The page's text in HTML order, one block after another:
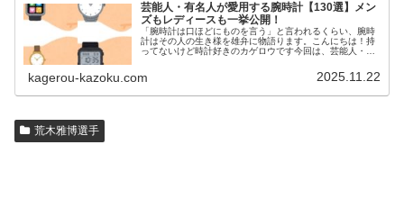
芸能人・有名人が愛用する腕時計【130選】メン
ズもレディースも一挙公開！
「腕時計は口ほどにものを言う」と言われるくらい、腕時
計はその人の生き様を雄弁に物語ります。こんにちは！持
ってないけど時計好きのカゲロウです今回は、芸能人・有
kagerou-kazoku.com 2025.11.22
荒木雅博選手